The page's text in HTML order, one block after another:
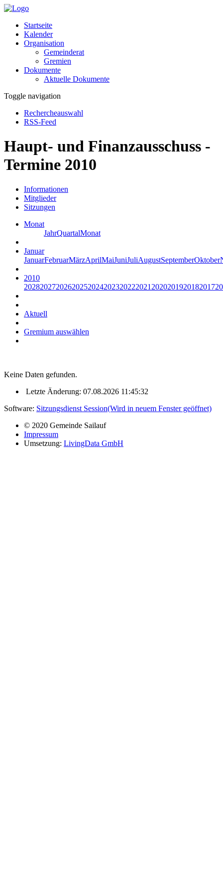
Startseite
Kalender
Organisation
Gemeinderat
Gremien
Dokumente
Aktuelle Dokumente
Toggle navigation
Rechercheauswahl
RSS-Feed
Haupt- und Finanzausschuss -
Termine 2010
Informationen
Mitglieder
Sitzungen
Monat
JahrQuartalMonat
Januar
JanuarFebruarMärzAprilMaiJuniJuliAugustSeptemberOktober
2010
20282027202620252024202320222021 2020201920182017
Aktuell
Gremium auswählen
Keine Daten gefunden.
Letzte Änderung: 07.08.2026 11:45:32
Software: Sitzungsdienst Session(Wird in neuem Fenster geöffnet)
© 2020 Gemeinde Sailauf
Impressum
Umsetzung: LivingData GmbH